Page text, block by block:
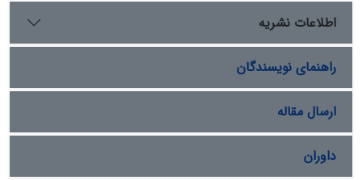
اطلاعات نشریه
راهنمای نویسندگان
ارسال مقاله
داوران